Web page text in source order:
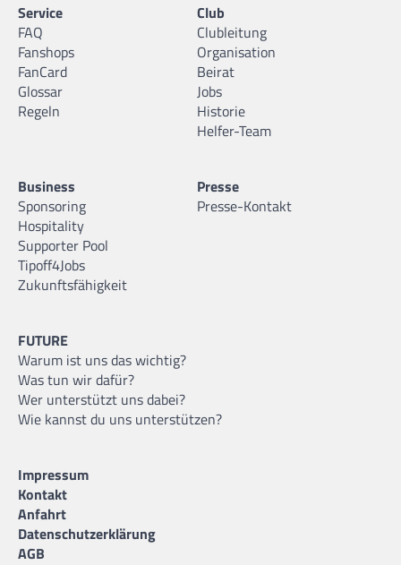
Service
FAQ
Fanshops
FanCard
Glossar
Regeln
Club
Clubleitung
Organisation
Beirat
Jobs
Historie
Helfer-Team
Business
Sponsoring
Hospitality
Supporter Pool
Tipoff4Jobs
Zukunftsfähigkeit
Presse
Presse-Kontakt
FUTURE
Warum ist uns das wichtig?
Was tun wir dafür?
Wer unterstützt uns dabei?
Wie kannst du uns unterstützen?
Impressum
Kontakt
Anfahrt
Datenschutzerklärung
AGB